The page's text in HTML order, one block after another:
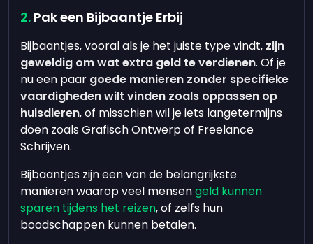
Pak een Bijbaantje Erbij
Bijbaantjes, vooral als je het juiste type vindt, zijn
geweldig om wat extra geld te verdienen. Of je
nu een paar goede manieren zonder specifieke
vaardigheden wilt vinden zoals oppassen op
huisdieren, of misschien wil je iets langetermijns
doen zoals Grafisch Ontwerp of Freelance
Schrijven.
Bijbaantjes zijn een van de belangrijkste
manieren waarop veel mensengeld kunnen
sparen tijdens het reizen, of zelfs hun
boodschappen kunnen betalen.